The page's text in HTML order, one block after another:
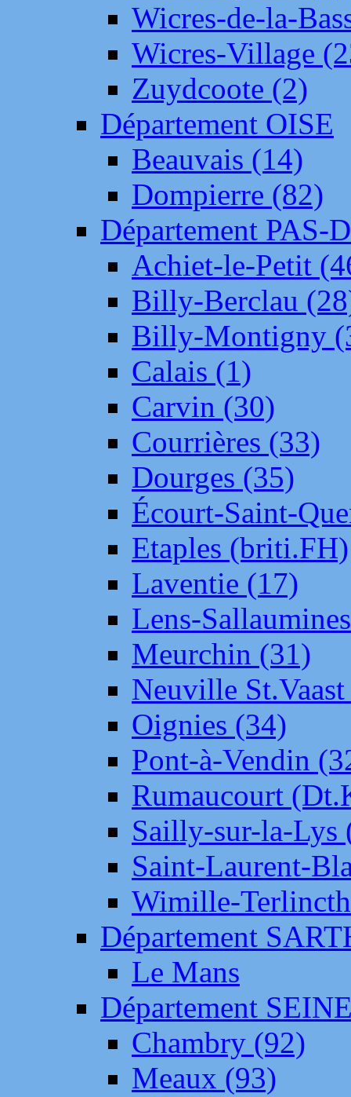
Wicres-de-la-
Wicres-Village
Zuydcoote (2)
Département OISE
Beauvais (14)
Dompierre (82)
Département PAS-
Achiet-le-Petit
Billy-Berclau
Billy-Montigny
Calais (1)
Carvin (30)
Courrières (33)
Dourges (35)
Écourt-Saint-
Etaples (briti.FH)
Laventie (17)
Lens-
Meurchin (31)
Neuville
Oignies (34)
Pont-à-Vendin
Rumaucourt
Sailly-sur-la-Lys
Saint-Laurent-
Wimille-
Département
Le Mans
Département
Chambry (92)
Meaux (93)